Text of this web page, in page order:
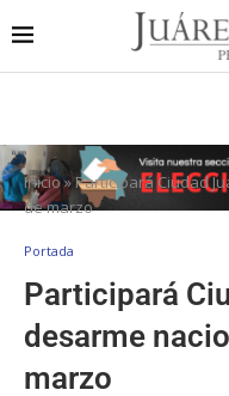
Inicio»Participará Ciudad
de marzo
Portada
Participará
desarme
marzo